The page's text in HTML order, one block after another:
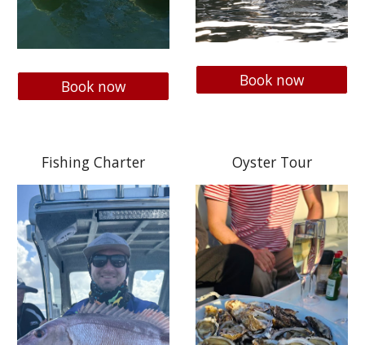
Book now Book now
Fishing Charter Oyster Tour